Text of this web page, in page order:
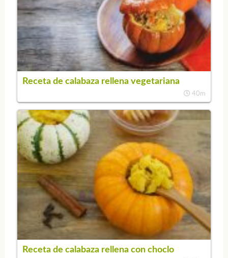
Receta de calabaza rellena vegetariana
40m
Receta de calabaza rellena con choclo